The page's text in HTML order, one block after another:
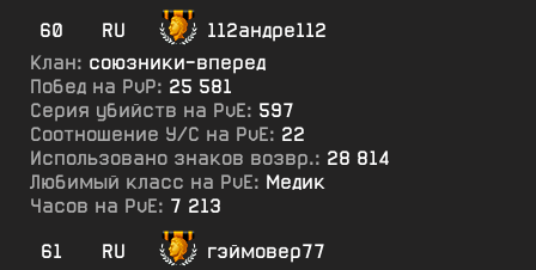
60
RU
112андре112
Клан: союзники-вперед
Побед на PvP: 25 581
Серия убийств на PvE: 597
Соотношение У/С на PvE: 22
Использовано знаков возвр.: 28 814
Любимый класс на PvE: Медик
Часов на PvE: 7 213
61
RU
гэймовер77